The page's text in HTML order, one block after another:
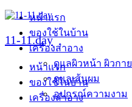
Skip
content
11-11.day
หน้าแรก
ของใช้ในบ้าน
เครื่องสำอาง
หน้าแรก
ของใช้ในบ้าน
เครื่องสำอาง
ดูแลผิวหน้า ผิวกาย
ดูแลเส้นผม
อุปกรณ์ความงาม